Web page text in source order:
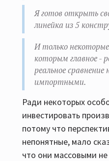
Я готов открыть
линейка из 5
И только некоторые
которым главное -
реальное
импортными.
Ради некоторых
инвестировать
потому что
непонятные, мало
что они массовыми